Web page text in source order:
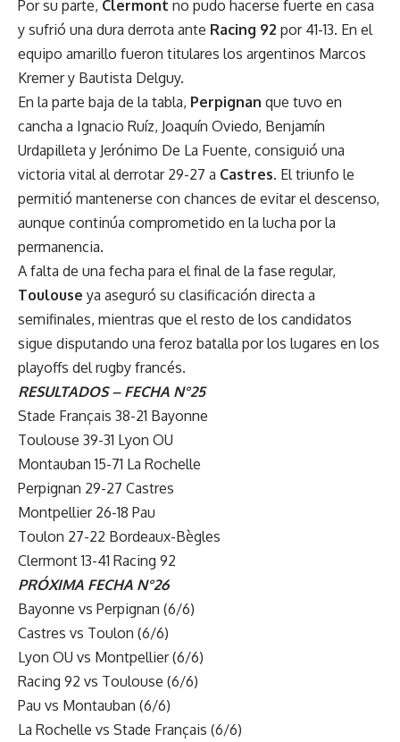
Por su parte, Clermont no pudo hacerse fuerte en casa
y sufrió una dura derrota ante Racing 92 por 41-13. En el
equipo amarillo fueron titulares los argentinos Marcos
Kremer y Bautista Delguy.
En la parte baja de la tabla, Perpignan que tuvo en
cancha a Ignacio Ruíz, Joaquín Oviedo, Benjamín
Urdapilleta y Jerónimo De La Fuente, consiguió una
victoria vital al derrotar 29-27 a Castres. El triunfo le
permitió mantenerse con chances de evitar el descenso,
aunque continúa comprometido en la lucha por la
permanencia.
A falta de una fecha para el final de la fase regular,
Toulouse ya aseguró su clasificación directa a
semifinales, mientras que el resto de los candidatos
sigue disputando una feroz batalla por los lugares en los
playoffs del rugby francés.
RESULTADOS – FECHA N°25
Stade Français 38-21 Bayonne
Toulouse 39-31 Lyon OU
Montauban 15-71 La Rochelle
Perpignan 29-27 Castres
Montpellier 26-18 Pau
Toulon 27-22 Bordeaux-Bègles
Clermont 13-41 Racing 92
PRÓXIMA FECHA N°26
Bayonne vs Perpignan (6/6)
Castres vs Toulon (6/6)
Lyon OU vs Montpellier (6/6)
Racing 92 vs Toulouse (6/6)
Pau vs Montauban (6/6)
La Rochelle vs Stade Français (6/6)